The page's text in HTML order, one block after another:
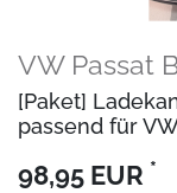
VW Passat
[Paket]
passend für
98,95 EUR *